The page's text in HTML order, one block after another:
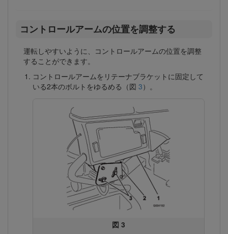
コントロールアームの位置を調整する
運転しやすいように、コントロールアームの位置を調整
することができます。
コントロールアームをリテーナブラケットに固定して
いる2本のボルトをゆるめる（図 3）。
図 3